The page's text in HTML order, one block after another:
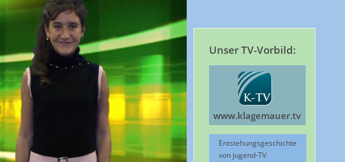
Unser TV-Vorbild:
www.klagemauer.tv
Entstehungsgeschichte
von jugend-TV